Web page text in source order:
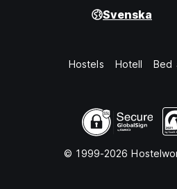
Svenska
Hostels Hotell Bed
© 1999-2026